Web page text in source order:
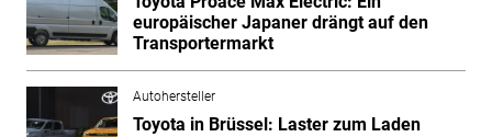
europäischer Japaner drängt auf den
Transportermarkt
Autohersteller
Toyota in Brüssel: Laster zum Laden